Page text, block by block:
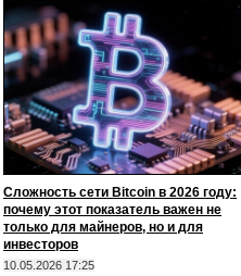
Сложность сети Bitcoin в 2026 году:
почему этот показатель важен не
только для майнеров, но и для
инвесторов
10.05.2026 17:25